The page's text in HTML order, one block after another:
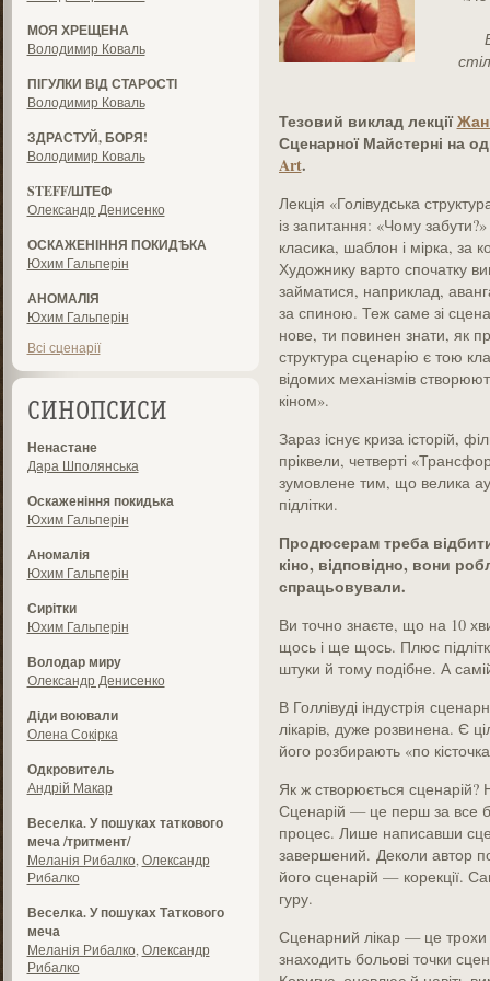
МОЯ ХРЕЩЕНА
Володимир Коваль
ПІГУЛКИ ВІД СТАРОСТІ
Володимир Коваль
ЗДРАСТУЙ, БОРЯ!
Володимир Коваль
STEFF/ШТЕФ
Олександр Денисенко
ОСКАЖЕНІННЯ ПОКИДѢКА
Юхим Гальперін
АНОМАЛІЯ
Юхим Гальперін
Всі сценарії
СИНОПСИСИ
Ненастане
Дара Шполянська
Оскаженіння покидька
Юхим Гальперін
Аномалія
Юхим Гальперін
Сирітки
Юхим Гальперін
Володар миру
Олександр Денисенко
Діди воювали
Олена Сокірка
Одкровитель
Андрій Макар
Веселка. У пошуках таткового
меча /тритмент/
Меланія Рибалко Олександр
Рибалко
Веселка. У пошуках Таткового
меча
Меланія Рибалко Олександр
Рибалко
Тезовий виклад лекції
Сценарної Майстерні на
Art.
Лекція «Голівудська
із запитання: «Чому
класика, шаблон і мірка, за
Художнику варто спочатку
займатися, наприклад,
за спиною. Теж саме зі
нове, ти повинен знати, як
структура сценарію є тою
відомих механізмів
кіном».
Зараз існує криза історій,
пріквели, четверті
зумовлене тим, що велика
підлітки.
Продюсерам треба
кіно, відповідно, вони
спрацьовували.
Ви точно знаєте, що на 10
щось і ще щось. Плюс
штуки й тому подібне. А
В Голлівуді індустрія
лікарів, дуже розвинена. Є
його розбирають «по
Як ж створюється сценарій?
Сценарій — це перш за все
процес. Лише написавши
завершений. Деколи автор
його сценарій — корекції.
гуру.
Сценарний лікар — це трохи
знаходить больові точки